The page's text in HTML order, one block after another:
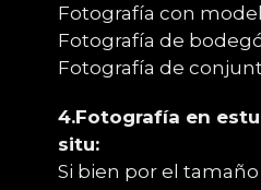
Fotografía con
Fotografía de
Fotografía de
4.Fotografía en
situ:
Si bien por el